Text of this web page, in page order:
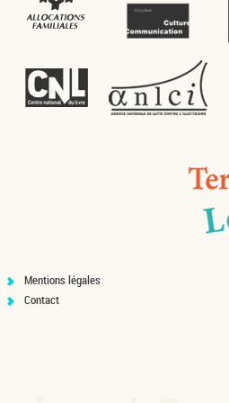
Mentions légales
Contact